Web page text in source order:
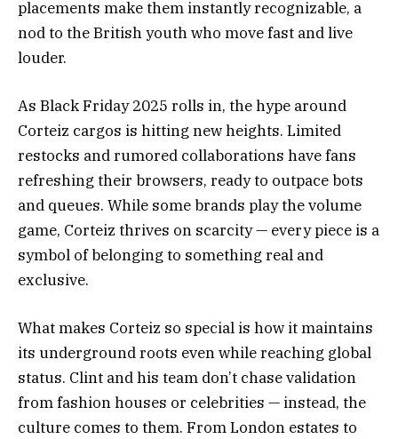
placements make them instantly recognizable, a
nod to the British youth who move fast and live
louder.
As Black Friday 2025 rolls in, the hype around
Corteiz cargos is hitting new heights. Limited
restocks and rumored collaborations have fans
refreshing their browsers, ready to outpace bots
and queues. While some brands play the volume
game, Corteiz thrives on scarcity — every piece is a
symbol of belonging to something real and
exclusive.
What makes Corteiz so special is how it maintains
its underground roots even while reaching global
status. Clint and his team don’t chase validation
from fashion houses or celebrities — instead, the
culture comes to them. From London estates to